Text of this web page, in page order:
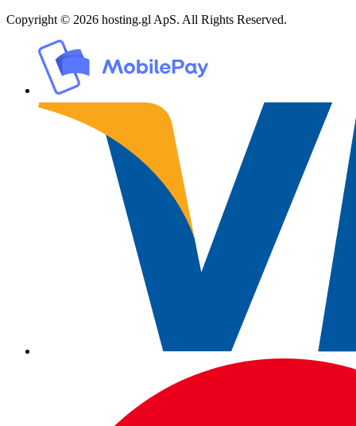
Copyright © 2026 hosting.gl ApS. All Rights Reserved.